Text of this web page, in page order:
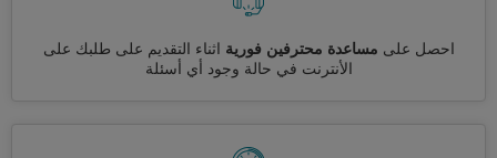
احصل على مساعدة محترفين فورية اثناء التقديم على طلبك على
الأنترنت في حالة وجود أي أسئلة